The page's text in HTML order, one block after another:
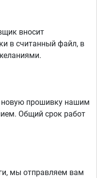
вносит
в считанный файл, в
прошивку нашим
Общий срок работ
мы отправляем вам